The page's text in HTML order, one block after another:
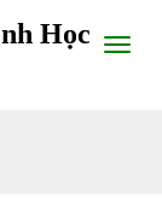
Học